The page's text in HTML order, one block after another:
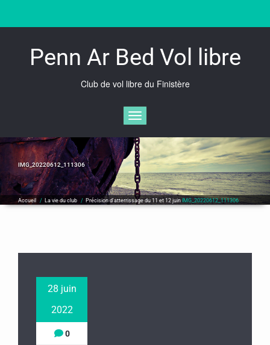
content
Penn Ar Bed Vol libre
Club de vol libre du Finistère
Afficher/masquer la navigation
IMG_20220612_111306
Accueil / La vie du club / Précision d'atterrissage du 11 et 12 juin IMG_20220612_111306
28 juin
2022
0